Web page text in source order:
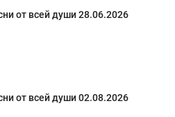
от всей души 28.06.2026
от всей души 02.08.2026